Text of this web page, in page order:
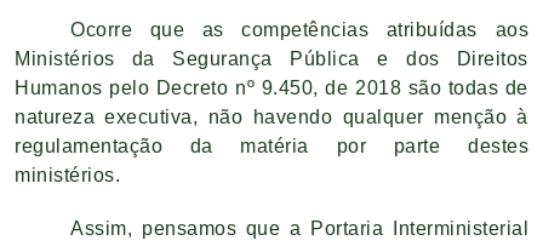
Ocorre que as competências atribuídas aos
Ministérios da Segurança Pública e dos Direitos
Humanos pelo Decreto nº 9.450, de 2018 são todas de
natureza executiva, não havendo qualquer menção à
regulamentação da matéria por parte destes
ministérios.
Assim, pensamos que a Portaria Interministerial